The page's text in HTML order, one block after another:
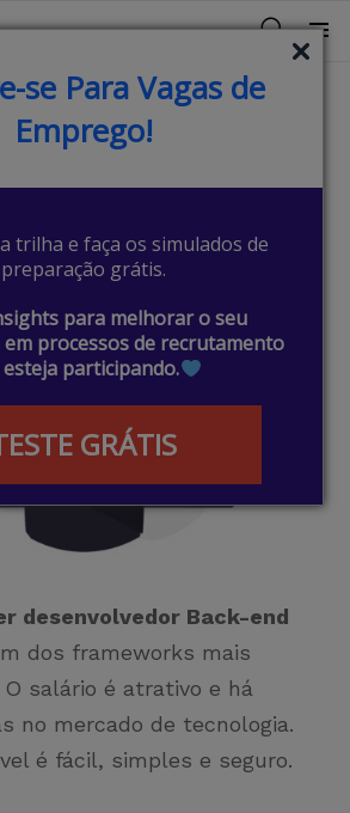
se Para Vagas de
Emprego!
trilha e faça os simulados de
preparação grátis.
para melhorar o seu
processos de recrutamento
participando.
GRÁTIS
Menu
a carreira de
Back-end
desenvolvedor Back-end
dos frameworks mais
O salário é atrativo e há
no mercado de tecnologia.
é fácil, simples e seguro.